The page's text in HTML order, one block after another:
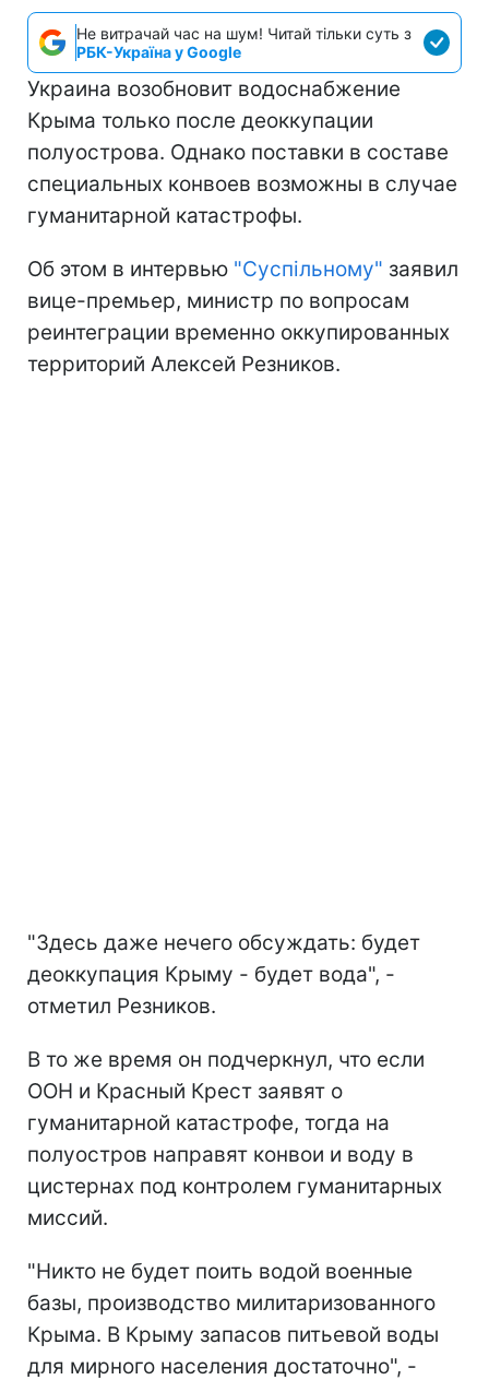
Не витрачай час на шум! Читай тільки суть з
РБК-Україна у Google
Украина возобновит водоснабжение
Крыма только после деоккупации
полуострова. Однако поставки в составе
специальных конвоев возможны в случае
гуманитарной катастрофы.
Об этом в интервью "Суспільному" заявил
вице-премьер, министр по вопросам
реинтеграции временно оккупированных
территорий Алексей Резников.
"Здесь даже нечего обсуждать: будет
деоккупация Крыму - будет вода", -
отметил Резников.
В то же время он подчеркнул, что если
ООН и Красный Крест заявят о
гуманитарной катастрофе, тогда на
полуостров направят конвои и воду в
цистернах под контролем гуманитарных
миссий.
"Никто не будет поить водой военные
базы, производство милитаризованного
Крыма. В Крыму запасов питьевой воды
для мирного населения достаточно", -